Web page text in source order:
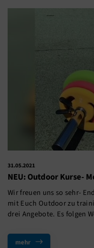
31.05.2021
NEU: Outdoor Kurse-
Wir freuen uns so sehr-
mit Euch Outdoor zu
drei Angebote. Es folgen
mehr